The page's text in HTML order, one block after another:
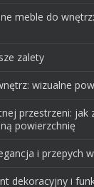
meble do
zalety
wizualne
przestrzeni: jak
powierzchnię
i przepych
dekoracyjny i